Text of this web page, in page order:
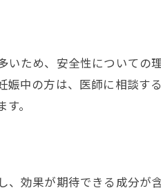
気のサプリ特集
びで気をつけるポイント
サプリをチェック
コミと効果の真実
ため、安全性についての
中の方は、医師に相談す
。
効果が期待できる成分が